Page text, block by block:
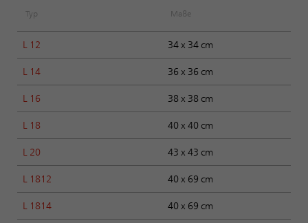
Typ Maße
L 12 34 x 34 cm
L 14 36 x 36 cm
L 16 38 x 38 cm
L 18 40 x 40 cm
L 20 43 x 43 cm
L 1812 40 x 69 cm
L 1814 40 x 69 cm